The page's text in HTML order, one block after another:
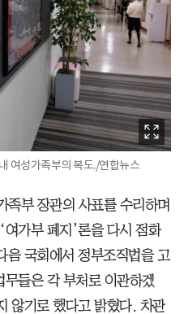
여성가족부의 복도./연합뉴스
족부 장관의 사표를 수리하며
가부 폐지’론을 다시 점화
음 국회에서 정부조직법을 고
들은 각 부처로 이관하겠
않기로 했다고 밝혔다. 차관